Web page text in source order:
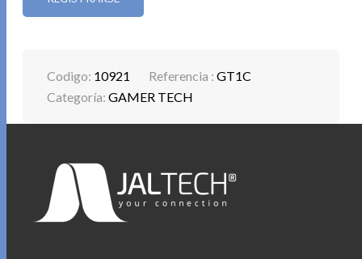
Codigo: 10921 Referencia :GT1C
Categoría:GAMER TECH